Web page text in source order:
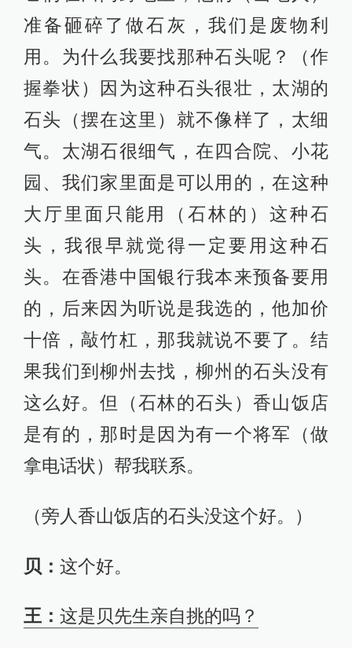
准备砸碎了做石灰，我们是废物利
用。为什么我要找那种石头呢？（作
握拳状）因为这种石头很壮，太湖的
石头（摆在这里）就不像样了，太细
气。太湖石很细气，在四合院、小花
园、我们家里面是可以用的，在这种
大厅里面只能用（石林的）这种石
头，我很早就觉得一定要用这种石
头。在香港中国银行我本来预备要用
的，后来因为听说是我选的，他加价
十倍，敲竹杠，那我就说不要了。结
果我们到柳州去找，柳州的石头没有
这么好。但（石林的石头）香山饭店
是有的，那时是因为有一个将军（做
拿电话状）帮我联系。
（旁人香山饭店的石头没这个好。）
贝： 这个好。
王： 这是贝先生亲自挑的吗？